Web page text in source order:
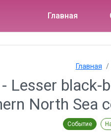
Главная
Главная
- Lesser
North Sea
Событие